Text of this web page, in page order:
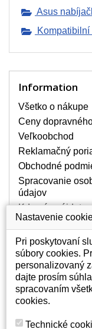
pre
poškodeniu
Nie je však
adaptér,
napr. na
pracovisku.
nájdete
možných
AKO
Na našich
chýbať
Asus
Information
Všetko o nákupe
Ceny
Veľkoobchod
Reklamačný
Obchodné
Spracovanie
údajov
Kde nás nájdete
Váš účet
Váš účet
Osobné
Adresy
Nastavenie
Pri poskytovaní
súbory cookies.
personalizovaný
dajte prosím
spracovaním
cookies.
Technické